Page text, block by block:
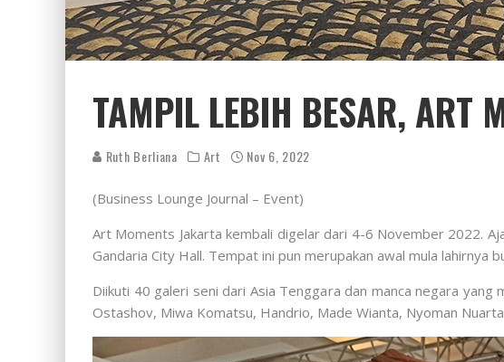
TAMPIL LEBIH BESAR, ART
Ruth Berliana Art Nov 6, 2022
(Business Lounge Journal – Event)
Art Moments Jakarta kembali digelar dari 4-6 November 2022.
Gandaria City Hall. Tempat ini pun merupakan awal mula lahirnya
Diikuti 40 galeri seni dari Asia Tenggara dan manca negara
Ostashov, Miwa Komatsu, Handrio, Made Wianta, Nyoman